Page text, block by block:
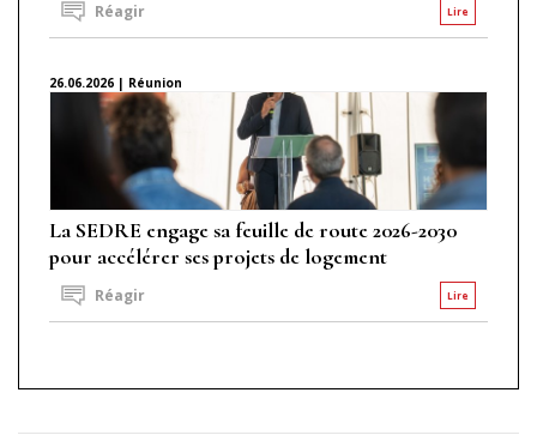
Lire
Réagir
26.06.2026 | Réunion
La SEDRE engage sa feuille de route 2026-2030
pour accélérer ses projets de logement
Lire
Réagir